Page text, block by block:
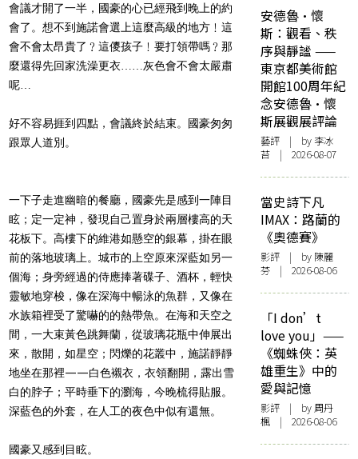
會議才開了一半，國豪的心已經飛到晚上的約
會了。想不到施諾會選上這麼高級的地方﹗這
會不會太昂貴了﹖這儍孩子﹗要打領帶嗎﹖那
麼還得先回家洗澡更衣……灰色會不會太嚴肅
呢…
好不容易捱到四點，會議終於結束。國豪匆匆
跟眾人道別。
一下子走進幽暗的餐廳，國豪先是感到一陣目
眩；定一定神，發現自己置身於兩層樓高的天
花板下。高樓下的維港如懸空的銀幕，掛在眼
前的落地玻璃上。城巿的上空原來深藍如另一
個海；身旁經過的侍應捧著碟子、酒杯，輕快
靈敏地穿梭，像在深海中暢泳的魚群，又像在
水族箱裡受了驚嚇的的熱帶魚。在海和天空之
間，一大束黃色跳舞蘭，從玻璃花瓶中伸展出
來，散開，如星空；閃爍的花叢中，施諾靜靜
地坐在那裡——白色襯衣，衣領翻開，露出雪
白的脖子；平時垂下的瀏海，今晚梳得貼服。
深藍色的外套，在人工的夜色中似有還無。
國豪又感到目眩。
安德魯·懷
斯：觀看、秩
序與靜謐 ——
東京都美術館
開館100周年紀
念安德魯·懷
斯展觀展評論
藝評 | by 李冰
苔 | 2026-08-07
當史詩下凡
IMAX：路蘭的
《奧德賽》
影評 | by 陳麗
芬 | 2026-08-06
「I don’t
love you」——
《蜘蛛俠：英
雄重生》中的
愛與記憶
影評 | by周丹
楓 | 2026-08-06